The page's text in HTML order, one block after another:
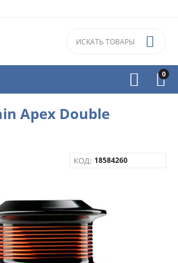
0



Apex Double
КОД: 18584260